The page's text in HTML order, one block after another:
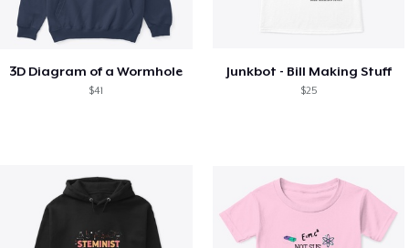
3D Diagram of a Wormhole
$41
Junkbot - Bill Making Stuff
$25